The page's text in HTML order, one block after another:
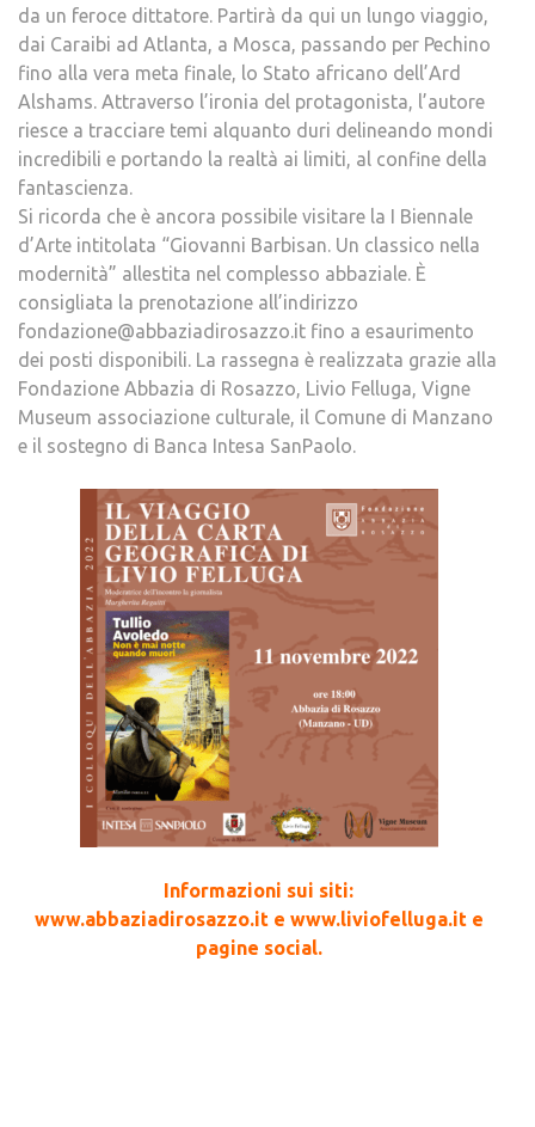
da un feroce dittatore. Partirà da qui un lungo viaggio,
dai Caraibi ad Atlanta, a Mosca, passando per Pechino
fino alla vera meta finale, lo Stato africano dell’Ard
Alshams. Attraverso l’ironia del protagonista, l’autore
riesce a tracciare temi alquanto duri delineando mondi
incredibili e portando la realtà ai limiti, al confine della
fantascienza.
Si ricorda che è ancora possibile visitare la I Biennale
d’Arte intitolata “Giovanni Barbisan. Un classico nella
modernità” allestita nel complesso abbaziale. È
consigliata la prenotazione all’indirizzo
fondazione@abbaziadirosazzo.it fino a esaurimento
dei posti disponibili. La rassegna è realizzata grazie alla
Fondazione Abbazia di Rosazzo, Livio Felluga, Vigne
Museum associazione culturale, il Comune di Manzano
e il sostegno di Banca Intesa SanPaolo.
Informazioni sui siti:
www.abbaziadirosazzo.it e www.liviofelluga.it e
pagine social.